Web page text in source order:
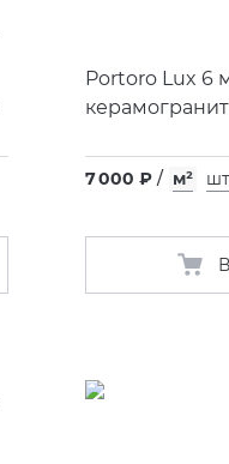
Portoro Lux 6
7 000 ₽ / м² шт